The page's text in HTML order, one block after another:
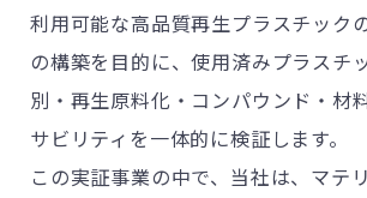
利用可能な高品質再生プラスチック
の構築を目的に、使用済みプラスチ
別・再生原料化・コンパウンド・材
サビリティを一体的に検証します。
この実証事業の中で、当社は、マテ